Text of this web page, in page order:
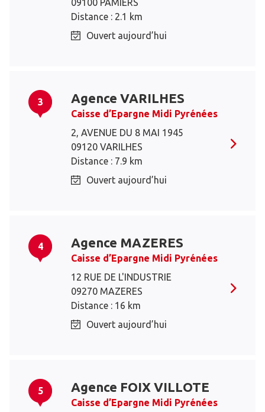
09100 PAMIERS
Distance : 2.1 km
Ouvert aujourd’hui
3 Agence VARILHES
Caisse d’Epargne Midi Pyrénées
2, AVENUE DU 8 MAI 1945
09120 VARILHES
Distance : 7.9 km
Ouvert aujourd’hui
4 Agence MAZERES
Caisse d’Epargne Midi Pyrénées
12 RUE DE L'INDUSTRIE
09270 MAZERES
Distance : 16 km
Ouvert aujourd’hui
5 Agence FOIX VILLOTE
Caisse d’Epargne Midi Pyrénées